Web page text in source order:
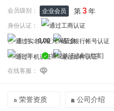
会员级别： 企业会员 第3年
身份认证：
已 缴 纳： 0.00元保证金
我的勋章： 通过认证[诚信档案]
在线客服：
 荣誉资质  公司介绍